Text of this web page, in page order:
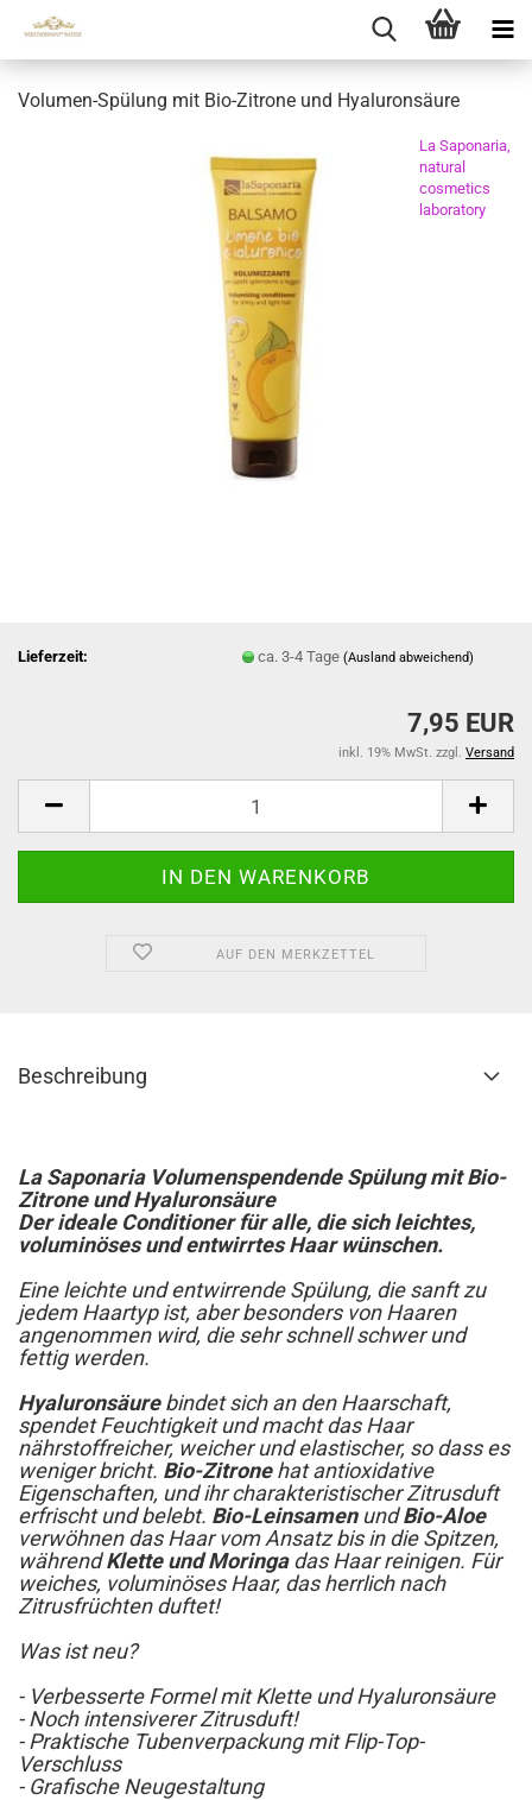
Volumen-Spülung mit Bio-Zitrone und Hyaluronsäure
La Saponaria,
natural
cosmetics
laboratory
Lieferzeit: ca. 3-4 Tage(Ausland abweichend)
7,95 EUR
inkl. 19% MwSt. zzgl. Versand
AUF DEN MERKZETTEL
Beschreibung
La Saponaria Volumenspendende Spülung mit Bio-
Zitrone und Hyaluronsäure
Der ideale Conditioner für alle, die sich leichtes,
voluminöses und entwirrtes Haar wünschen.
Eine leichte und entwirrende Spülung, die sanft zu
jedem Haartyp ist, aber besonders von Haaren
angenommen wird, die sehr schnell schwer und
fettig werden.
Hyaluronsäurebindet sich an den Haarschaft,
spendet Feuchtigkeit und macht das Haar
nährstoffreicher, weicher und elastischer, so dass es
weniger bricht. Bio-Zitronehat antioxidative
Eigenschaften, und ihr charakteristischer Zitrusduft
erfrischt und belebt. Bio-LeinsamenundBio-Aloe
verwöhnen das Haar vom Ansatz bis in die Spitzen,
währendKlette und Moringadas Haar reinigen. Für
weiches, voluminöses Haar, das herrlich nach
Zitrusfrüchten duftet!
Was ist neu?
- Verbesserte Formel mit Klette und Hyaluronsäure
- Noch intensiverer Zitrusduft!
- Praktische Tubenverpackung mit Flip-Top-
Verschluss
- Grafische Neugestaltung